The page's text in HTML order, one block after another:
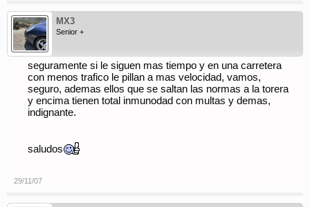
MX3
Senior +
seguramente si le siguen mas tiempo y en una carretera
con menos trafico le pillan a mas velocidad, vamos,
seguro, ademas ellos que se saltan las normas a la torera
y encima tienen total inmunodad con multas y demas,
indignante.
saludos
29/11/07